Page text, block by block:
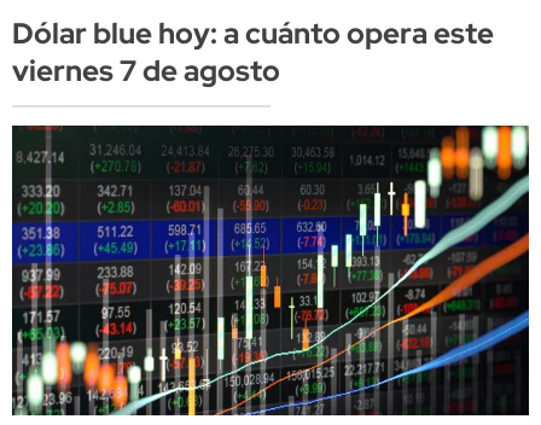
Dólar blue hoy: a cuánto opera este
viernes 7 de agosto